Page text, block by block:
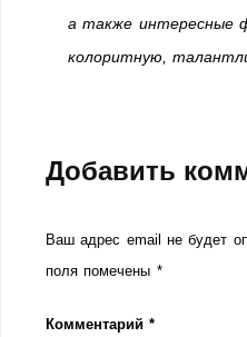
а также интересные
колоритную,
Добавить
Ваш адрес email не будет
поля помечены *
Комментарий*